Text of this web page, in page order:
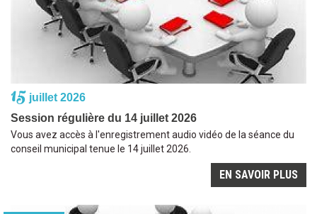
15 juillet 2026
Session régulière du 14 juillet 2026
Vous avez accès à l'enregistrement audio vidéo de la séance du
conseil municipal tenue le 14 juillet 2026.
EN SAVOIR PLUS